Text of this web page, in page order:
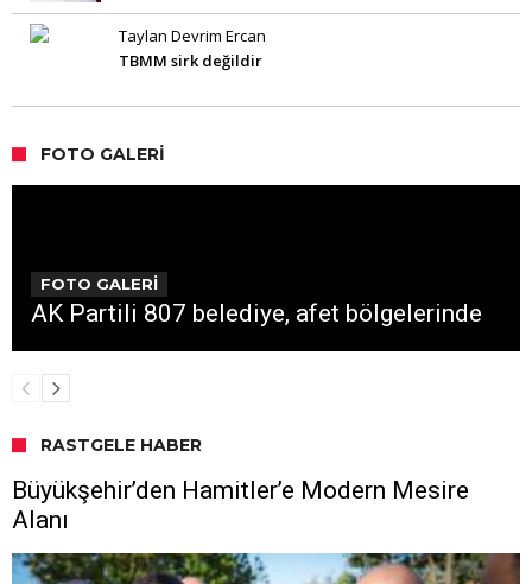
Taylan Devrim Ercan
TBMM sirk değildir
FOTO GALERI
FOTO GALERİ
AK Partili 807 belediye, afet bölgelerinde
RASTGELE HABER
Büyükşehir’den Hamitler’e Modern Mesire
Alanı